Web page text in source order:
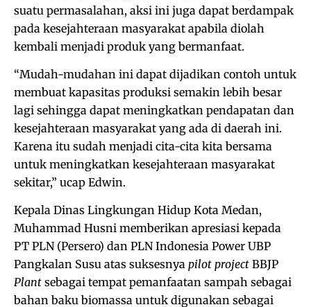
suatu permasalahan, aksi ini juga dapat berdampak
pada kesejahteraan masyarakat apabila diolah
kembali menjadi produk yang bermanfaat.
“Mudah-mudahan ini dapat dijadikan contoh untuk
membuat kapasitas produksi semakin lebih besar
lagi sehingga dapat meningkatkan pendapatan dan
kesejahteraan masyarakat yang ada di daerah ini.
Karena itu sudah menjadi cita-cita kita bersama
untuk meningkatkan kesejahteraan masyarakat
sekitar,” ucap Edwin.
Kepala Dinas Lingkungan Hidup Kota Medan,
Muhammad Husni memberikan apresiasi kepada
PT PLN (Persero) dan PLN Indonesia Power UBP
Pangkalan Susu atas suksesnya pilot project BBJP
Plant sebagai tempat pemanfaatan sampah sebagai
bahan baku biomassa untuk digunakan sebagai